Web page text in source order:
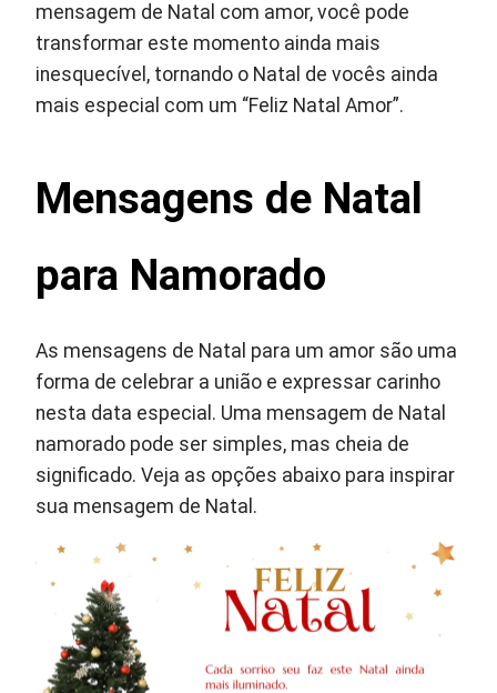
mensagem de Natal com amor, você pode
transformar este momento ainda mais
inesquecível, tornando o Natal de vocês ainda
mais especial com um “Feliz Natal Amor”.
Mensagens de Natal
para Namorado
As mensagens de Natal para um amor são uma
forma de celebrar a união e expressar carinho
nesta data especial. Uma mensagem de Natal
namorado pode ser simples, mas cheia de
significado. Veja as opções abaixo para inspirar
sua mensagem de Natal.